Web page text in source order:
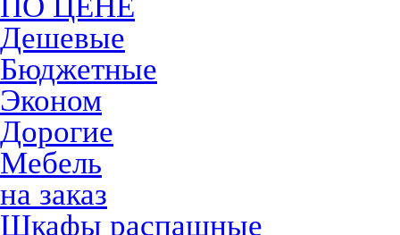
Дешевые
Бюджетные
Эконом
Дорогие
Мебель
на заказ
Шкафы распашные